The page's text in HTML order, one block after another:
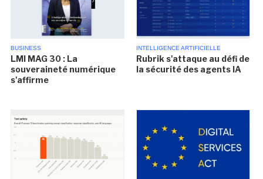
BUSINESS
LMI MAG 30 : La
souveraineté numérique
s'affirme
INTELLIGENCE ARTIFICIELLE
Rubrik s'attaque au défi de
la sécurité des agents IA